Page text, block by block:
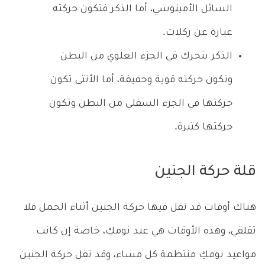
السائل الأمينوسي، أما الذكر فتكون حركته
عبارة عن ركلات.
الذكر يتحرك في الجزء العلوي من البطن
وتكون حركته قوية وخفيفة، أما الأنثى تكون
حركتها في الجزء السفلي من البطن وتكون
حركتها كثيرة.
قلة حركة الجنين
هناك أوقات قد تقل فيها حركة الجنين أثناء الحمل فلا
تقلقي، وهذه الأوقات هي عند نومكِ، خاصة إن كانت
مواعيد نومكِ منتظمة كل مساء، وقد تقل حركة الجنين